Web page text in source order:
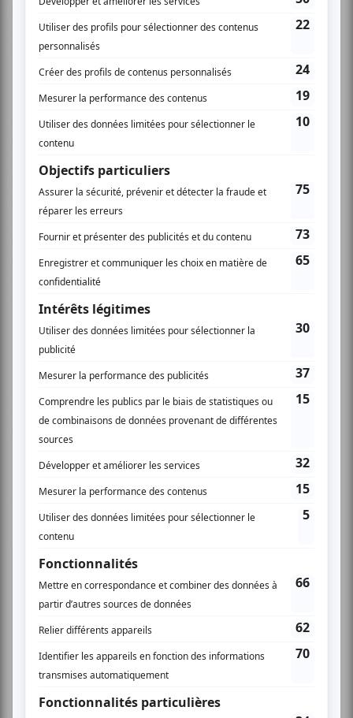
légendes, elle créée autour d’elle un univers complexe, fait
à la fois de sublime, de merveilleux et de prosaïque. Une
véritable révélation.
En concert, Carmen Consoli entraîne le public dans un
univers plein d’art, de drame et de sensualité. Elle rappelle
le drame d’Eva, les malheurs de Matilde qui haïssait les
chats, les hésitations du Signor Tentenna, ou encore
l’histoire de Maria Catena. Elle parle au son d’une gigue
rock, de ce mariage avorté entre organdi et fleur d’oranger,
évoque dans une confidence la solitude, l’amertume et
l’incompréhension amoureuse, puis convoque soudain le
rite dans une danse envoûtante aux forts accents
orientaux, au son d’un banjo qui résonne depuis les
entrailles de la Sicile.
En véritable chef d’orchestre, l’artiste dirige ses musiciens
(guitare, hautbois, percussions, mandoline, santur et autres
daradukke) d’une main de maître, et offre au public près de
deux heures d’envoûtement au rythme de ses titres les
plus connus, dont "Pioggia d’Aprile" et l’incontournable
www.carmenconsoli.it